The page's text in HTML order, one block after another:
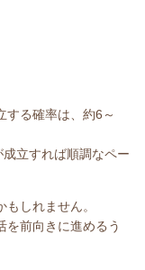
する確率は、約6 ～
成立すれば順調なペー
しれません。
を前向きに進めるう